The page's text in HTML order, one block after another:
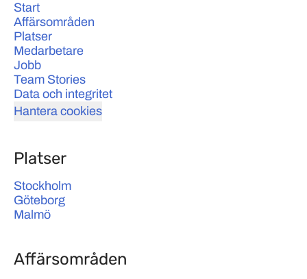
Start
Affärsområden
Platser
Medarbetare
Jobb
Team Stories
Data och integritet
Hantera cookies
Platser
Stockholm
Göteborg
Malmö
Affärsområden